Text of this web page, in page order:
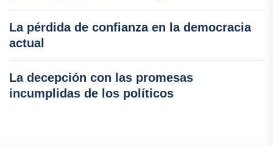
La pérdida de confianza en la democracia
actual
La decepción con las promesas
incumplidas de los políticos